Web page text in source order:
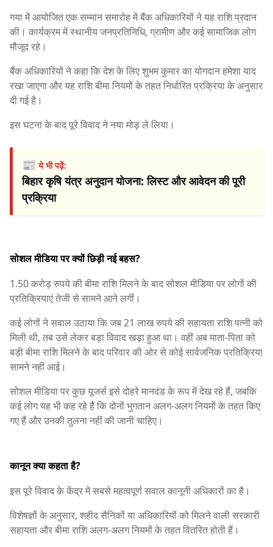
गया में आयोजित एक सम्मान समारोह में बैंक अधिकारियों ने यह राशि प्रदान
की। कार्यक्रम में स्थानीय जनप्रतिनिधि, ग्रामीण और कई सामाजिक लोग
मौजूद रहे।
बैंक अधिकारियों ने कहा कि देश के लिए शुभम कुमार का योगदान हमेशा याद
रखा जाएगा और यह राशि बीमा नियमों के तहत निर्धारित प्रक्रिया के अनुसार
दी गई है।
इस घटना के बाद पूरे विवाद ने नया मोड़ ले लिया।
📰ये भी पढ़ें:
बिहार कृषि यंत्र अनुदान योजना: लिस्ट और आवेदन की पूरी
प्रक्रिया
सोशल मीडिया पर क्यों छिड़ी नई बहस?
1.50 करोड़ रुपये की बीमा राशि मिलने के बाद सोशल मीडिया पर लोगों की
प्रतिक्रियाएं तेजी से सामने आने लगीं।
कई लोगों ने सवाल उठाया कि जब 21 लाख रुपये की सहायता राशि पत्नी को
मिली थी, तब उसे लेकर बड़ा विवाद खड़ा हुआ था। वहीं अब माता-पिता को
बड़ी बीमा राशि मिलने के बाद परिवार की ओर से कोई सार्वजनिक प्रतिक्रिया
सामने नहीं आई।
सोशल मीडिया पर कुछ यूजर्स इसे दोहरे मानदंड के रूप में देख रहे हैं, जबकि
कई लोग यह भी कह रहे हैं कि दोनों भुगतान अलग-अलग नियमों के तहत किए
गए हैं और उनकी तुलना नहीं की जानी चाहिए।
कानून क्या कहता है?
इस पूरे विवाद के केंद्र में सबसे महत्वपूर्ण सवाल कानूनी अधिकारों का है।
विशेषज्ञों के अनुसार, शहीद सैनिकों या अधिकारियों को मिलने वाली सरकारी
सहायता और बीमा राशि अलग-अलग नियमों के तहत वितरित होती हैं।